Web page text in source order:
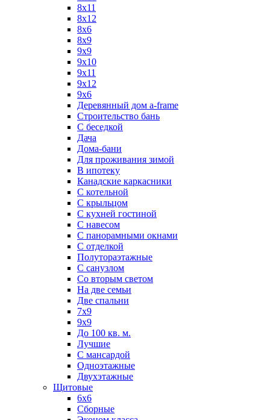
8х11
8х12
8х6
8х9
9x9
9х10
9х11
9х12
9х6
Деревянный дом a-frame
Строительство бань
С беседкой
Дача
Дома-бани
Для проживания зимой
В ипотеку
Канадские каркасники
С котельной
С крыльцом
С кухней гостиной
С навесом
С панорамными окнами
С отделкой
Полутораэтажные
С санузлом
Со вторым светом
На две семьи
Две спальни
7х9
9х9
До 100 кв. м.
Лучшие
С мансардой
Одноэтажные
Двухэтажные
Щитовые
6х6
Сборные